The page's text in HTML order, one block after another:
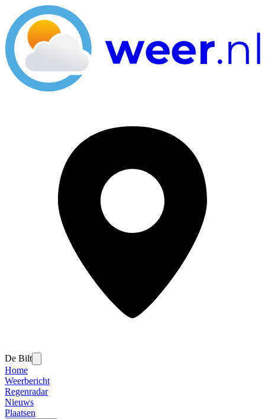
De Bilt
Home
Weerbericht
Regenradar
Nieuws
Plaatsen